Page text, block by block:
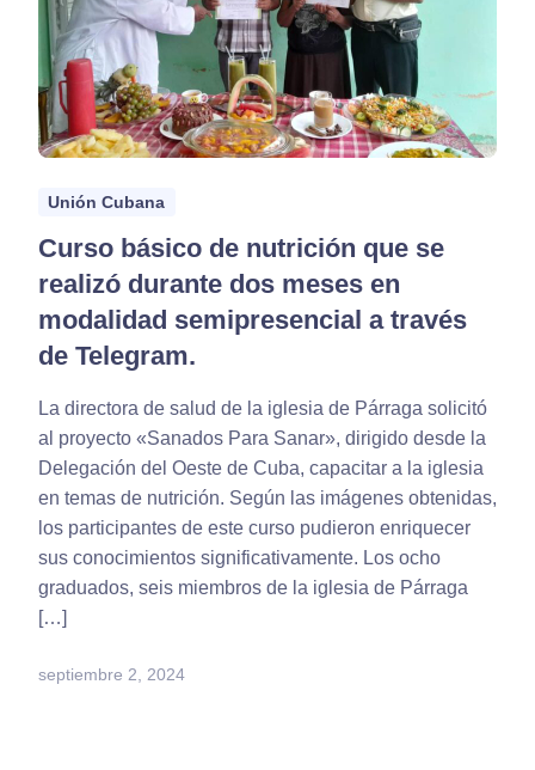
Unión Cubana
Curso básico de nutrición que se
realizó durante dos meses en
modalidad semipresencial a través
de Telegram.
La directora de salud de la iglesia de Párraga solicitó
al proyecto «Sanados Para Sanar», dirigido desde la
Delegación del Oeste de Cuba, capacitar a la iglesia
en temas de nutrición. Según las imágenes obtenidas,
los participantes de este curso pudieron enriquecer
sus conocimientos significativamente. Los ocho
graduados, seis miembros de la iglesia de Párraga
[…]
septiembre 2, 2024